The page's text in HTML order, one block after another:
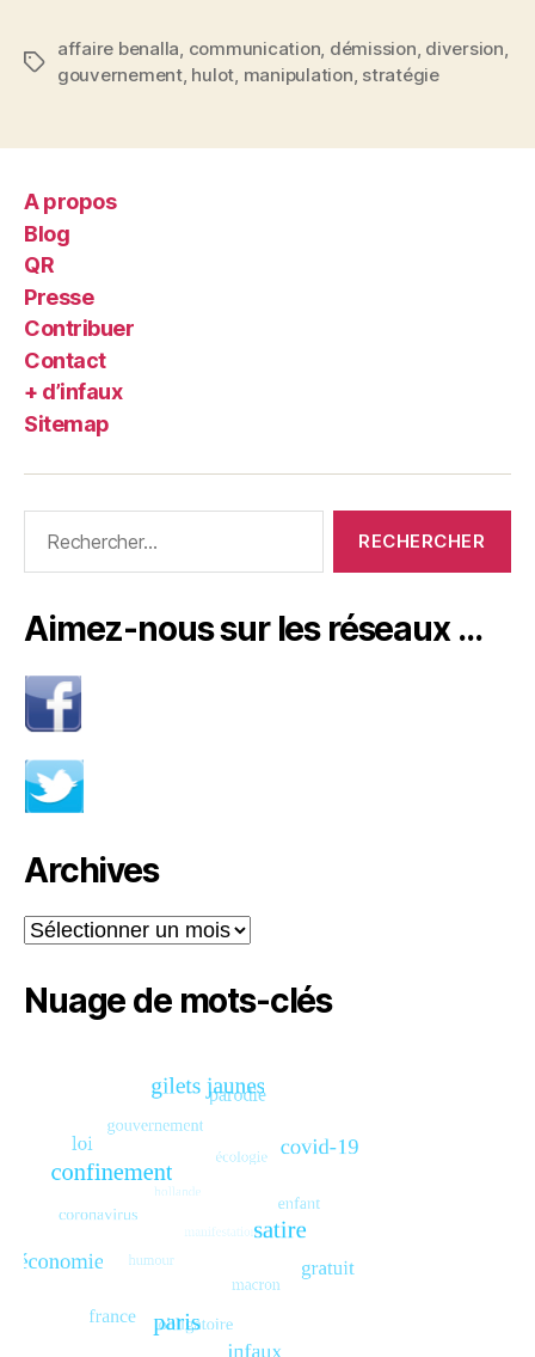
Étiquettes
affaire benalla communication démission diversion
gouvernement, hulot manipulation stratégie
A propos
Blog
QR
Presse
Contribuer
Contact
+ d’infaux
Sitemap
Aimez-nous sur les réseaux …
Archives
Archives
Nuage de mots-clés